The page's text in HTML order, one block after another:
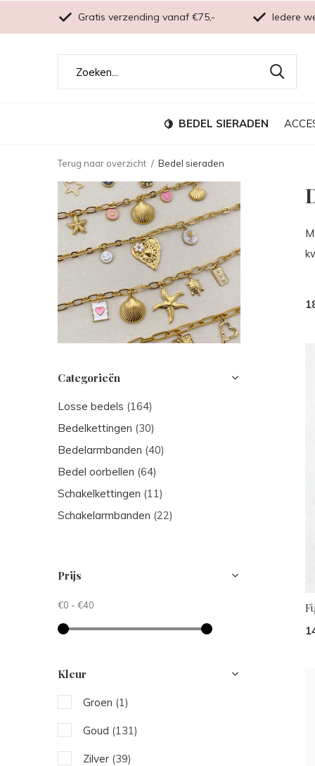
BEDEL SIERADEN
Gratis verzending vanaf €75,- Iedere
Terug naar overzicht Bedel sieraden
Categorieën
Losse bedels (164)
Bedelkettingen (30)
Bedelarmbanden (40)
Bedel oorbellen (64)
Schakelkettingen (11)
Schakelarmbanden (22)
Prijs
€0 - €40
Kleur
Groen (1)
Goud (131)
Zilver (39)